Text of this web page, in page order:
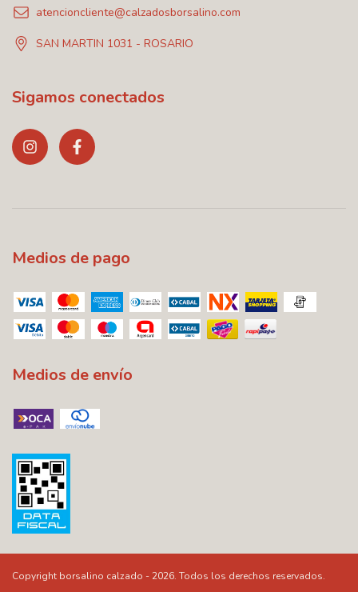
atencioncliente@calzadosborsalino.com
SAN MARTIN 1031 - ROSARIO
Sigamos conectados
Medios de pago
Medios de envío
Copyright borsalino calzado - 2026. Todos los derechos reservados.